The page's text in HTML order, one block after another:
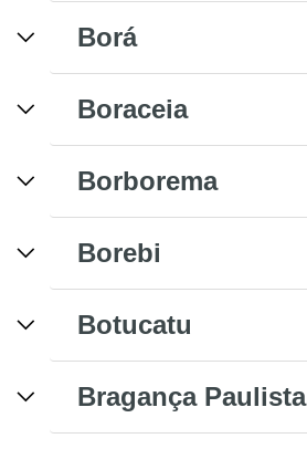
Borá
Boraceia
Borborema
Borebi
Botucatu
Bragança Paulista